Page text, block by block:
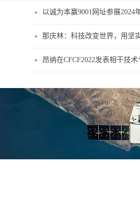
以诚为本赢9001网址参展2024
那庆林：科技改变世界，用坚